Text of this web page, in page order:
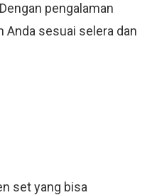
pengalaman
sesuai selera dan
set yang bisa